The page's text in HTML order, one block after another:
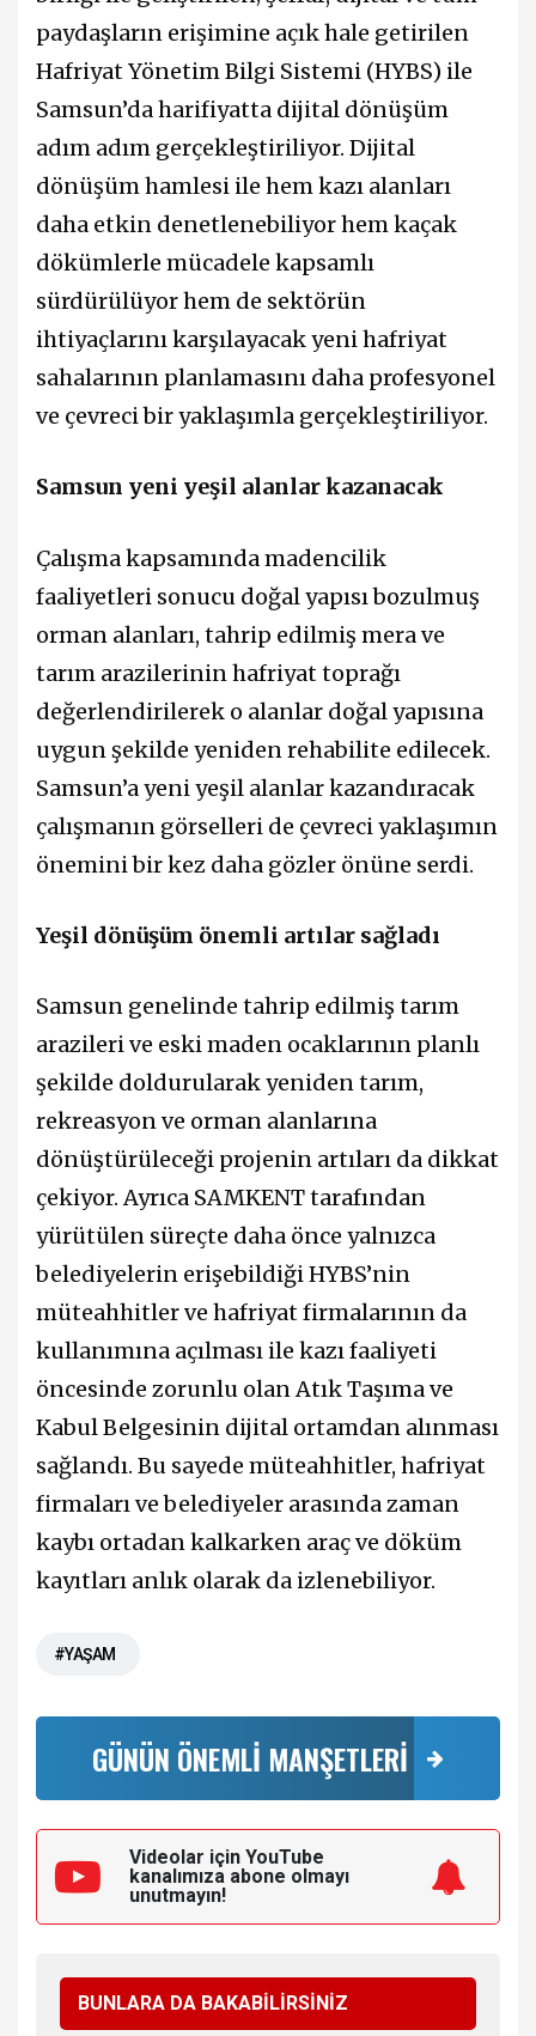
paydaşların erişimine açık hale getirilen
Hafriyat Yönetim Bilgi Sistemi (HYBS) ile
Samsun’da harifiyatta dijital dönüşüm
adım adım gerçekleştiriliyor. Dijital
dönüşüm hamlesi ile hem kazı alanları
daha etkin denetlenebiliyor hem kaçak
dökümlerle mücadele kapsamlı
sürdürülüyor hem de sektörün
ihtiyaçlarını karşılayacak yeni hafriyat
sahalarının planlamasını daha profesyonel
ve çevreci bir yaklaşımla gerçekleştiriliyor.
Samsun yeni yeşil alanlar kazanacak
Çalışma kapsamında madencilik
faaliyetleri sonucu doğal yapısı bozulmuş
orman alanları, tahrip edilmiş mera ve
tarım arazilerinin hafriyat toprağı
değerlendirilerek o alanlar doğal yapısına
uygun şekilde yeniden rehabilite edilecek.
Samsun’a yeni yeşil alanlar kazandıracak
çalışmanın görselleri de çevreci yaklaşımın
önemini bir kez daha gözler önüne serdi.
Yeşil dönüşüm önemli artılar sağladı
Samsun genelinde tahrip edilmiş tarım
arazileri ve eski maden ocaklarının planlı
şekilde doldurularak yeniden tarım,
rekreasyon ve orman alanlarına
dönüştürüleceği projenin artıları da dikkat
çekiyor. Ayrıca SAMKENT tarafından
yürütülen süreçte daha önce yalnızca
belediyelerin erişebildiği HYBS’nin
müteahhitler ve hafriyat firmalarının da
kullanımına açılması ile kazı faaliyeti
öncesinde zorunlu olan Atık Taşıma ve
Kabul Belgesinin dijital ortamdan alınması
sağlandı. Bu sayede müteahhitler, hafriyat
firmaları ve belediyeler arasında zaman
kaybı ortadan kalkarken araç ve döküm
kayıtları anlık olarak da izlenebiliyor.
#YAŞAM
GÜNÜN ÖNEMLİ MANŞETLERİ
Videolar için YouTube
kanalımıza abone olmayı
unutmayın!
BUNLARA DA BAKABİLİRSİNİZ